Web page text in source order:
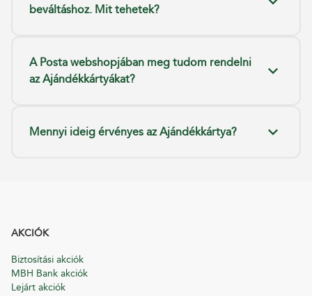
beváltáshoz. Mit tehetek?
A Posta webshopjában meg tudom rendelni
az Ajándékkártyákat?
Mennyi ideig érvényes az Ajándékkártya?
AKCIÓK
Biztosítási akciók
MBH Bank akciók
Lejárt akciók